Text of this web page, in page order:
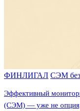
ФИНЛИГАЛ СЭМ
Эффективный
(СЭМ) — уже не опция,